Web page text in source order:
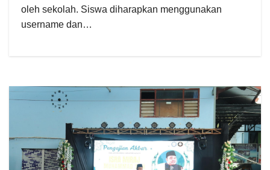
oleh sekolah. Siswa diharapkan menggunakan
username dan…